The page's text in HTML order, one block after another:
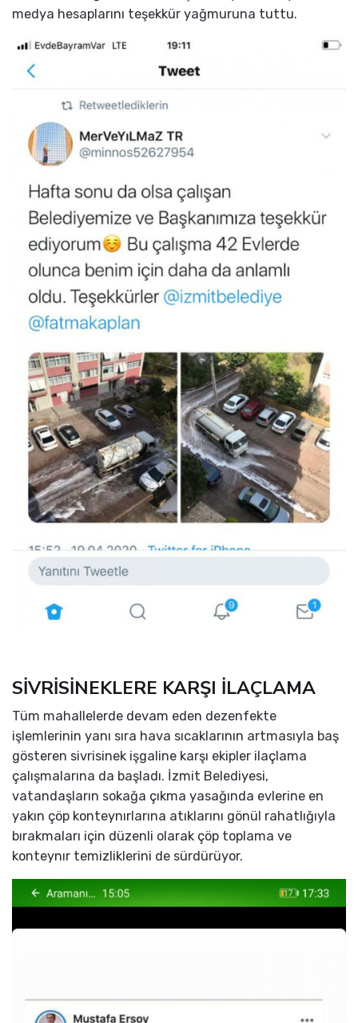
medya hesaplarını teşekkür yağmuruna tuttu.
SİVRİSİNEKLERE KARŞI İLAÇLAMA
Tüm mahallelerde devam eden dezenfekte
işlemlerinin yanı sıra hava sıcaklarının artmasıyla baş
gösteren sivrisinek işgaline karşı ekipler ilaçlama
çalışmalarına da başladı. İzmit Belediyesi,
vatandaşların sokağa çıkma yasağında evlerine en
yakın çöp konteynırlarına atıklarını gönül rahatlığıyla
bırakmaları için düzenli olarak çöp toplama ve
konteynır temizliklerini de sürdürüyor.